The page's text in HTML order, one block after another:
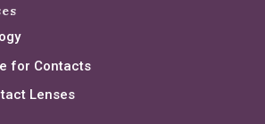
for Contacts
Lenses